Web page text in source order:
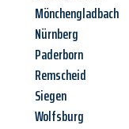
Mönchengladbach
Nürnberg
Paderborn
Remscheid
Siegen
Wolfsburg